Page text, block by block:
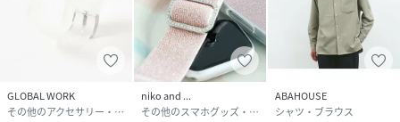
GLOBAL WORK
その他のアクセサリー・腕時計
niko and ...
その他のスマホグッズ・オーディオ機器
ABAHOUSE
シャツ・ブラウス